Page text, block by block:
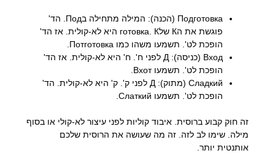
Подготовка (הכנה): המילה מתחילה בПод. הד'
פוגשת את הК שלготовка. К היא לא-קולית. אז הד'
הופכת לט'. תשמעו משהו כמו Потготовка.
Вход (כניסה): Д לפני ח'. ח' היא לא-קולית. אז הד'
הופכת לט'. תשמעו Вхот.
Сладкий (מתוק): Д לפני ק'. ק' היא לא-קולית. הד'
הופכת לט'. תשמעו Слаткий.
זה חוק קבוע ברוסית. איבוד קוליות לפני עיצור לא-קולי או בסוף
מילה. שימו לב לזה. זה מה שעושה את הרוסית שלכם
אותנטית יותר.